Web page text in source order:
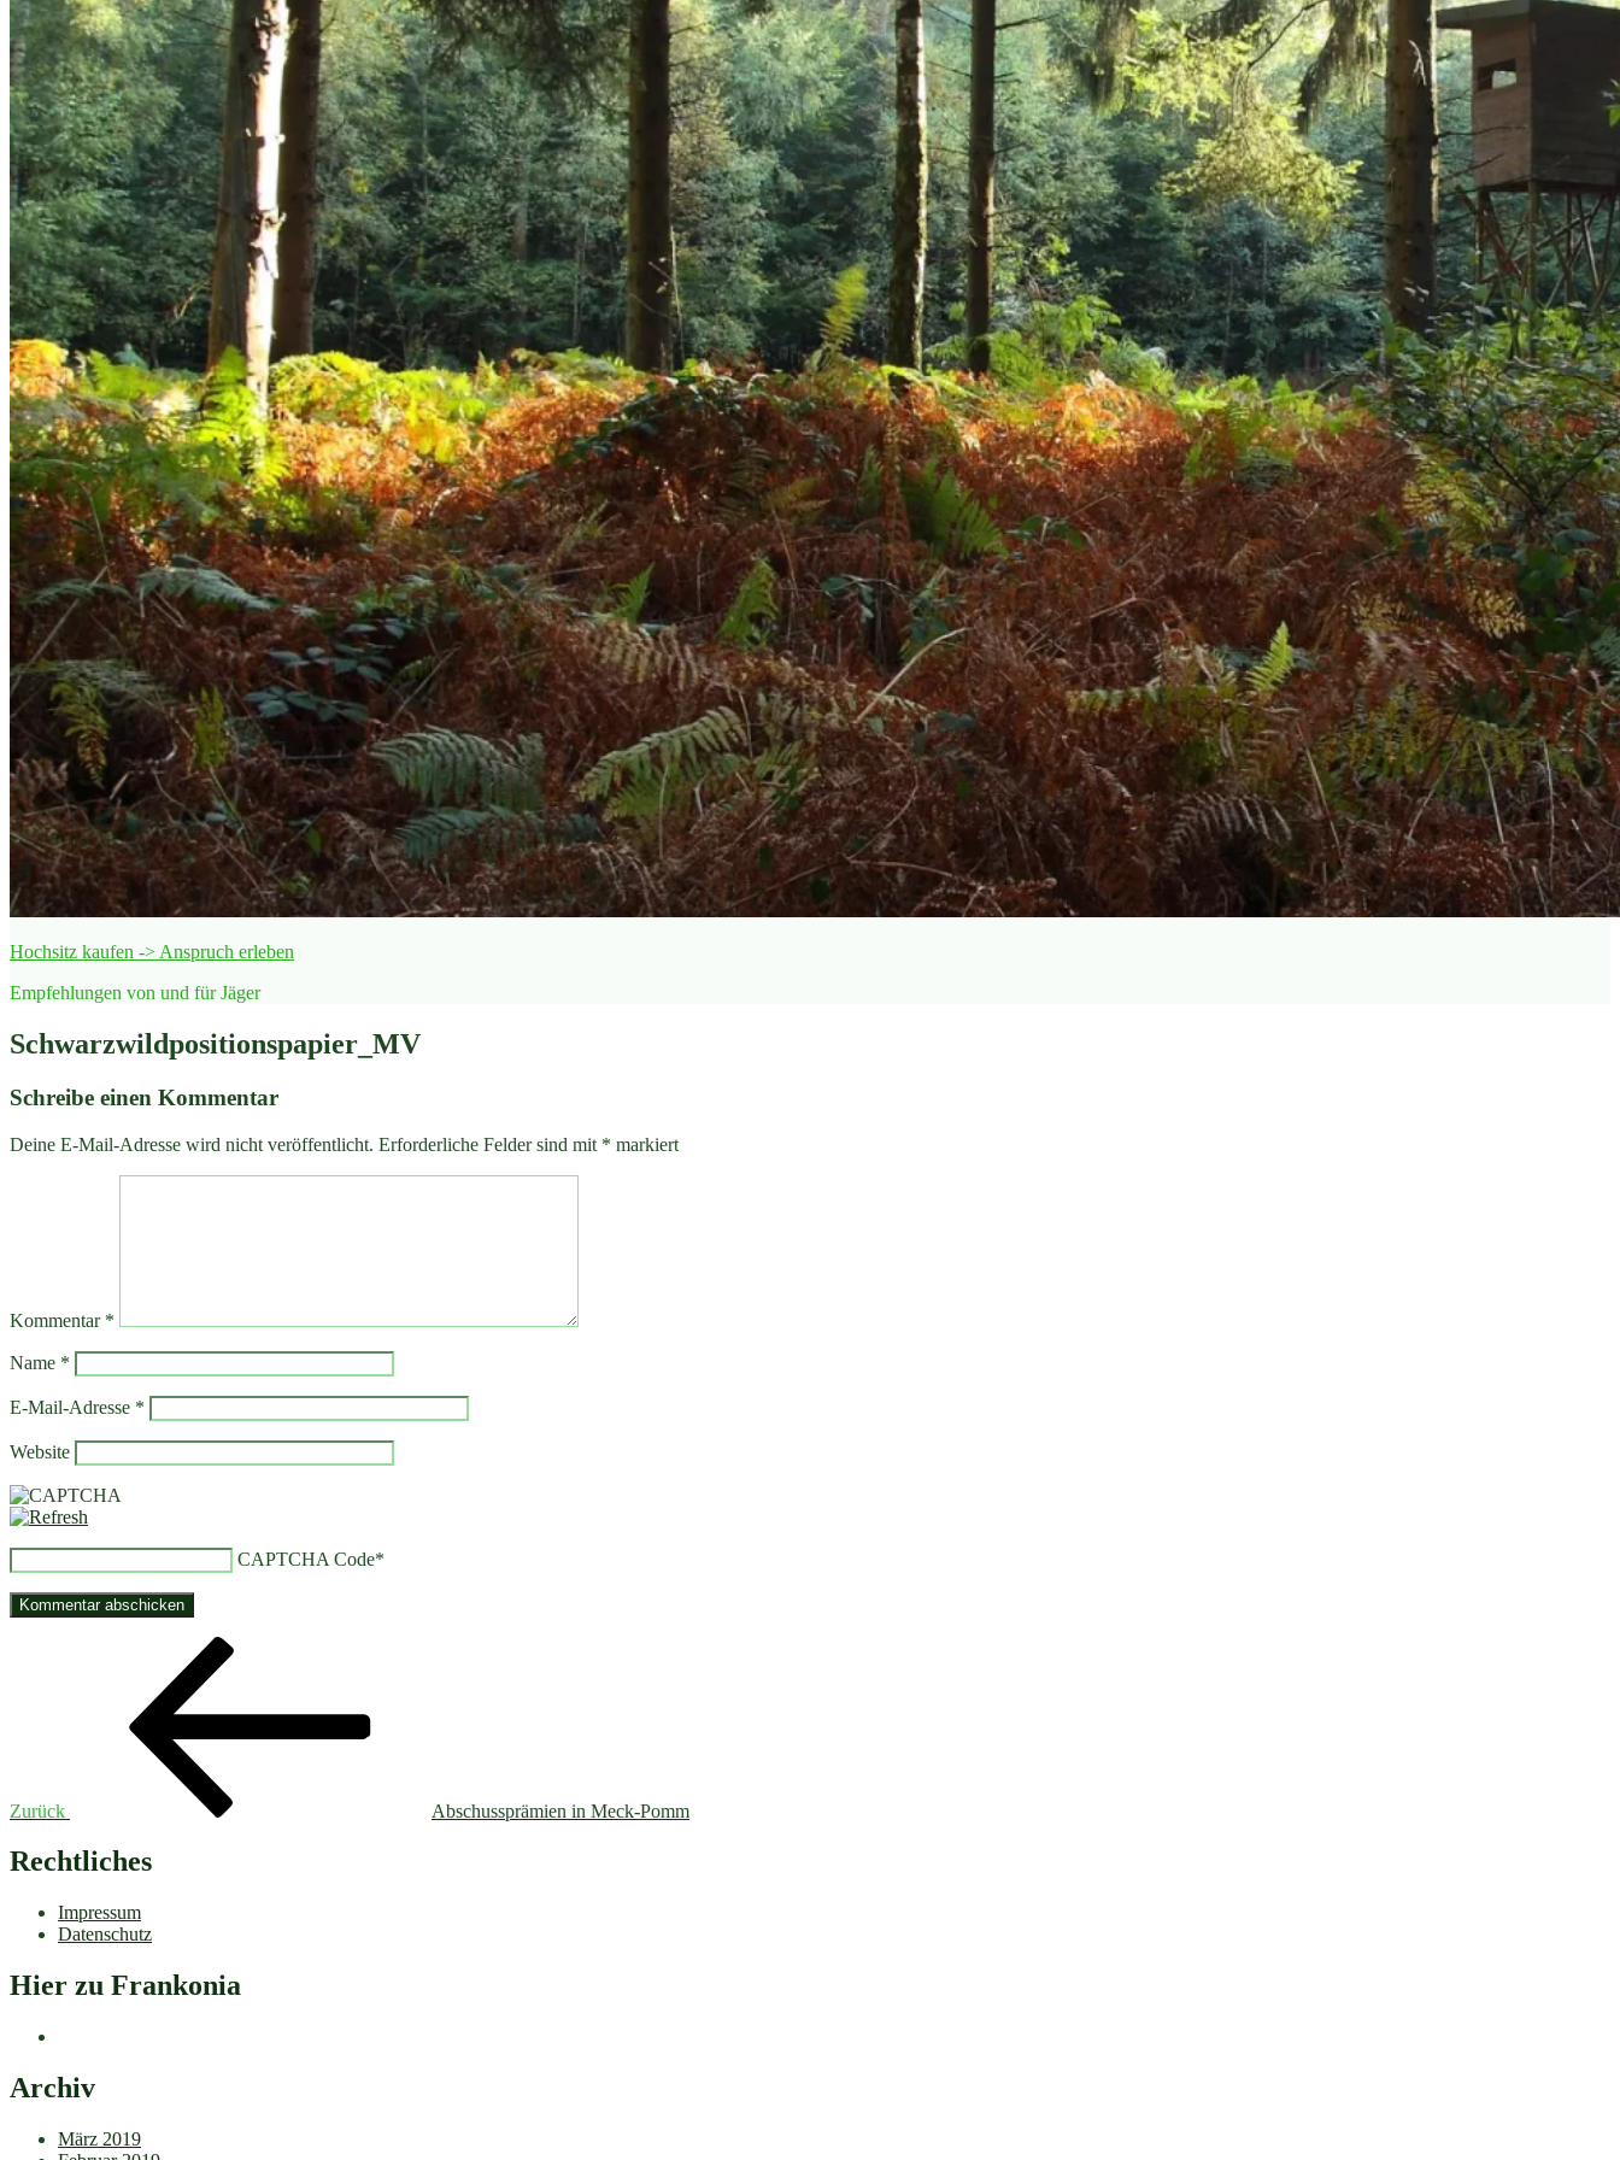
Hochsitz kaufen -> Anspruch erleben
Empfehlungen von und für Jäger
Schwarzwildpositionspapier_MV
Schreibe einen Kommentar
Deine E-Mail-Adresse wird nicht veröffentlicht. Erforderliche Felder sind mit * markiert
Kommentar *
Name *
E-Mail-Adresse *
Website
CAPTCHA Code*
Beitragsnavigation
Zurück Abschussprämien in Meck-Pomm
Rechtliches
Impressum
Datenschutz
Hier zu Frankonia
Archiv
März 2019